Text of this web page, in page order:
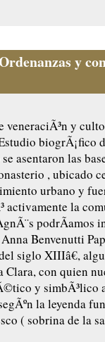
y
veneraciÃ³n y
biogrÃ¡fico
asentaron las
, ubicado
urbano y
activamente la
podrÃ­amos
Benvenutti
siglo XIIIâ€,
Clara, con quien
y simbÃ³lico
la leyenda
( sobrina de la